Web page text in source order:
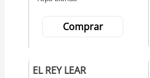
Comprar
EL REY LEAR